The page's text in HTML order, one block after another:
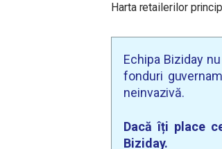
Harta retailerilor
Echipa Biziday
fonduri
neinvazivă.
Dacă îți place
Biziday.